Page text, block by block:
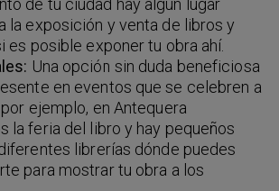
la exposición y venta de libros y
es posible exponer tu obra ahí.
Una opción sin duda beneficiosa
en eventos que se celebren a
ejemplo, en Antequera
la feria del libro y hay pequeños
librerías dónde puedes
para mostrar tu obra a los